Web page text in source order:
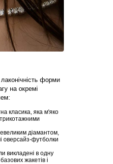
форми
на окремі
класика, яка м'яко
трикотажними
діамантом,
оверсайз-футболки
викладені в одну
жакетів і